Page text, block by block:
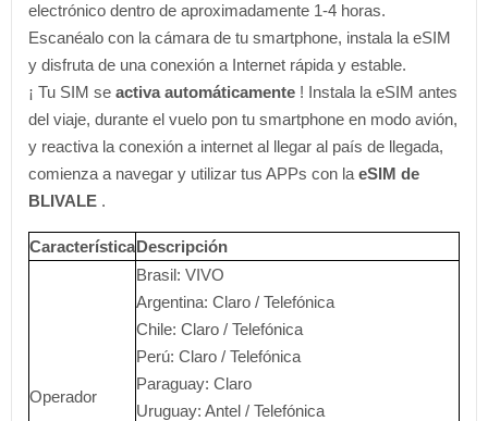
electrónico dentro de aproximadamente 1-4 horas.
Escanéalo con la cámara de tu smartphone, instala la eSIM
y disfruta de una conexión a Internet rápida y estable.
¡ Tu SIM se activa automáticamente ! Instala la eSIM antes
del viaje, durante el vuelo pon tu smartphone en modo avión,
y reactiva la conexión a internet al llegar al país de llegada,
comienza a navegar y utilizar tus APPs con la eSIM de
BLIVALE .
CaracterísticaDescripción
Operador
Brasil: VIVO
Argentina: Claro / Telefónica
Chile: Claro / Telefónica
Perú: Claro / Telefónica
Paraguay: Claro
Uruguay: Antel / Telefónica